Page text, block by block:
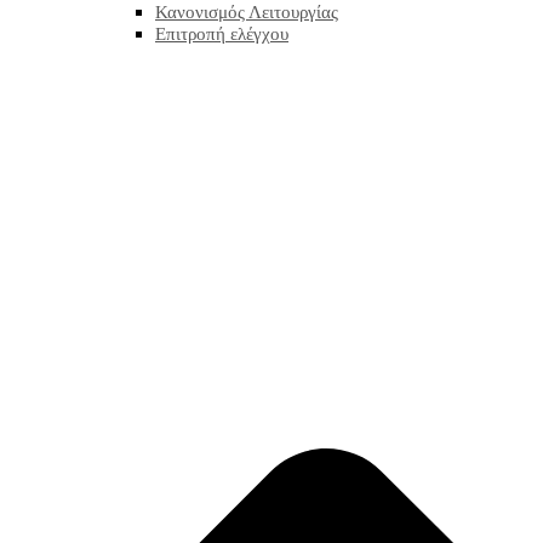
Κανονισμός Λειτουργίας
Επιτροπή ελέγχου